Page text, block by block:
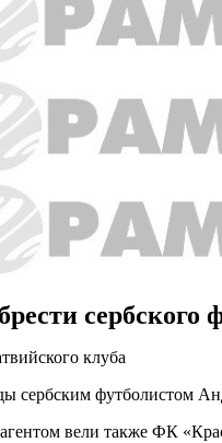
сербского
клуба
сербским футболистом
вели также ФК